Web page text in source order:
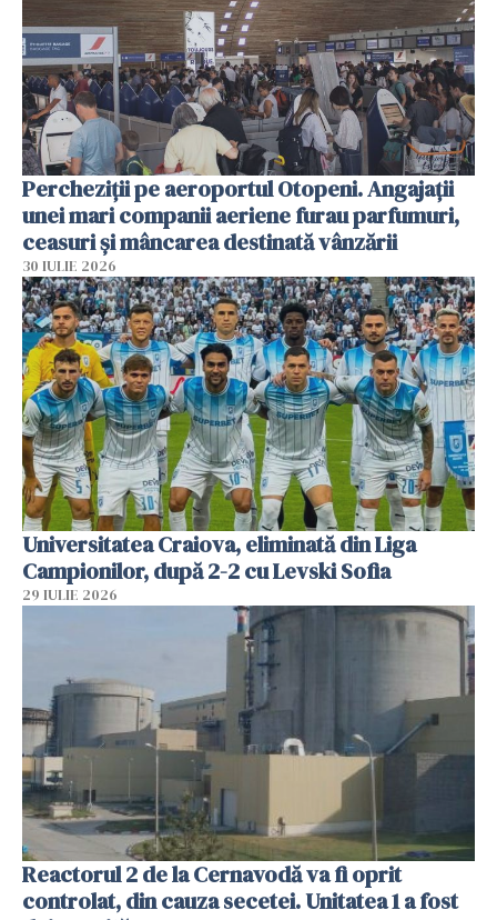
Percheziții pe aeroportul Otopeni. Angajații
unei mari companii aeriene furau parfumuri,
ceasuri și mâncarea destinată vânzării
30 IULIE 2026
Universitatea Craiova, eliminată din Liga
Campionilor, după 2-2 cu Levski Sofia
29 IULIE 2026
Reactorul 2 de la Cernavodă va fi oprit
controlat, din cauza secetei. Unitatea 1 a fost